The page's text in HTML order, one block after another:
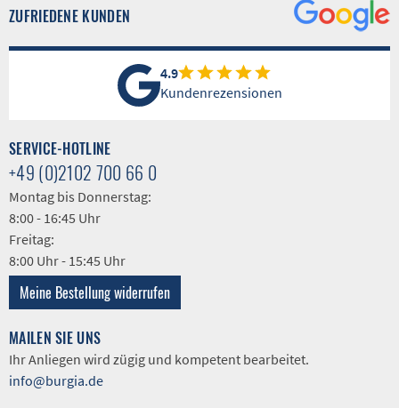
ZUFRIEDENE KUNDEN
4.9
Kundenrezensionen
SERVICE-HOTLINE
+49 (0)2102 700 66 0
Montag bis Donnerstag:
8:00 - 16:45 Uhr
Freitag:
8:00 Uhr - 15:45 Uhr
Meine Bestellung widerrufen
MAILEN SIE UNS
Ihr Anliegen wird zügig und kompetent bearbeitet.
info@burgia.de